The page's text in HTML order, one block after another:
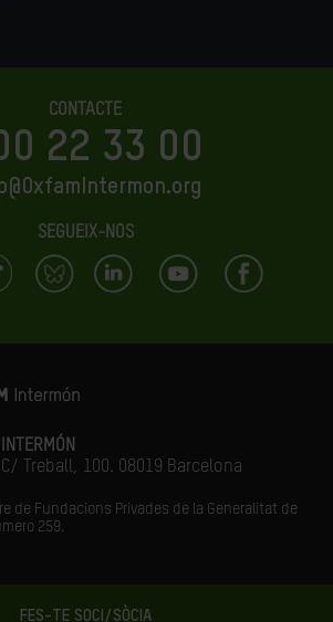
FES-TE SOCI/SÒCIA
CONTACTE
22 33 00
SEGUEIX-NOS
C/ Treball, 100. 08019 Barcelona
de Fundacions Privades de la Generalitat de
259.